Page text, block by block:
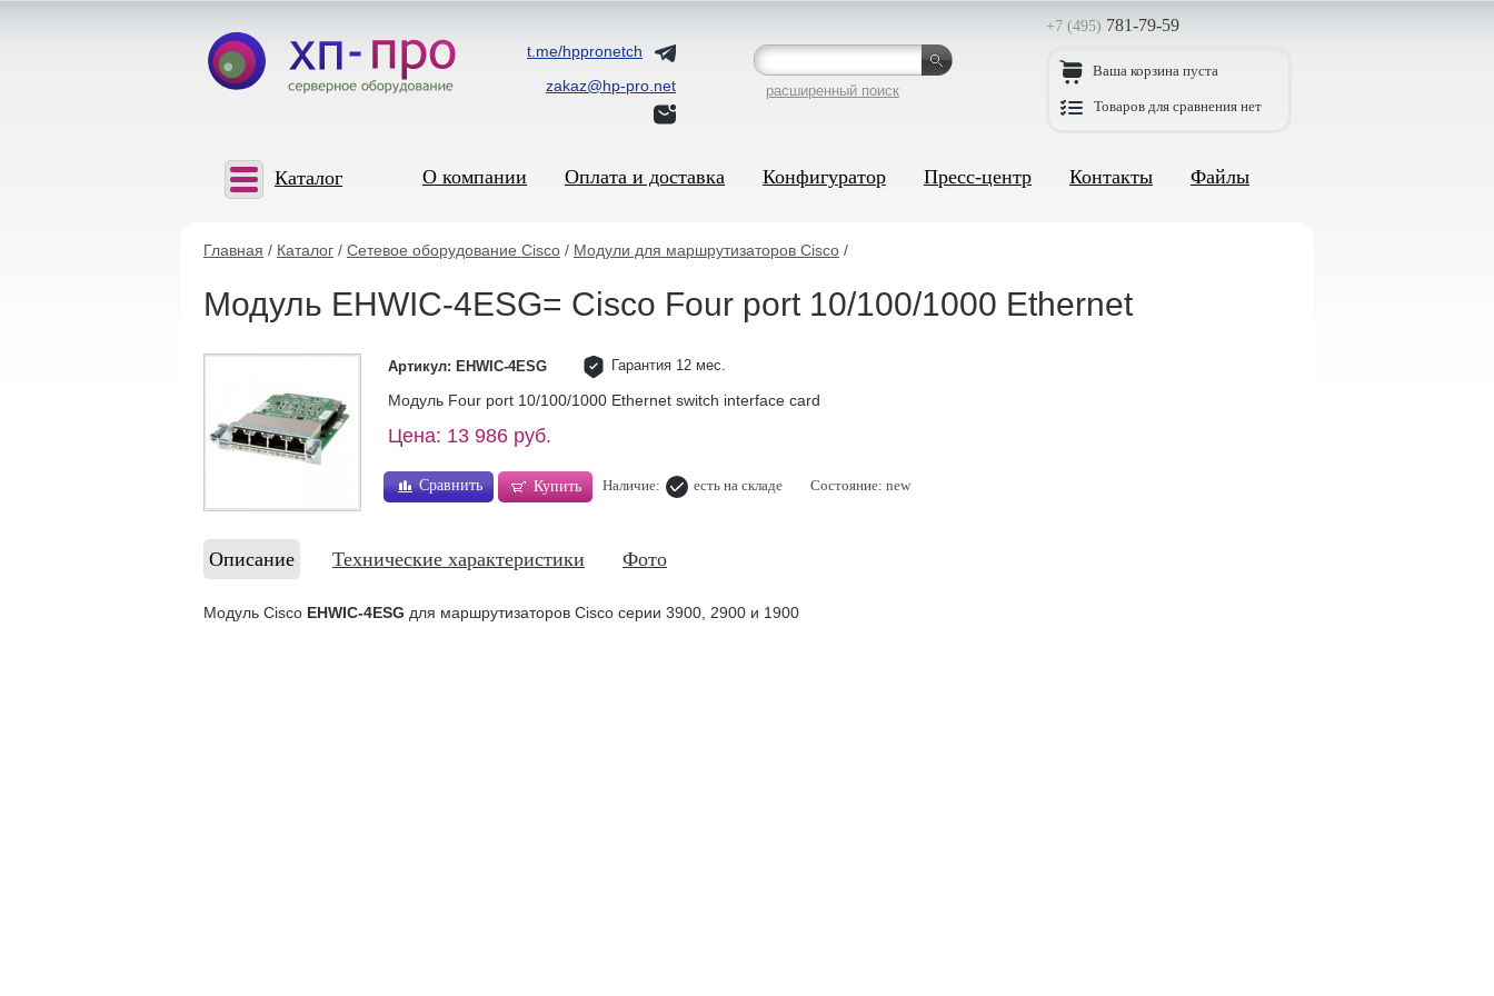
t.me/hppronetch
zakaz@hp-pro.net
расширенный поиск
+7 (495) 781-79-59
Ваша корзина пуста
Товаров для сравнения нет
Каталог О компании Оплата и доставка Конфигуратор Пресс-центр Контакты Файлы
Главная / Каталог / Сетевое оборудование Cisco / Модули для маршрутизаторов Cisco /
Модуль EHWIC-4ESG= Cisco Four port 10/100/1000 Ethernet
Артикул: EHWIC-4ESG Гарантия 12 мес.
Модуль Four port 10/100/1000 Ethernet switch interface card
Цена: 13 986 руб.
Сравнить Купить Наличие: есть на складе Состояние: new
Описание Технические характеристики Фото
Модуль Cisco EHWIC-4ESG для маршрутизаторов Cisco серии 3900, 2900 и 1900